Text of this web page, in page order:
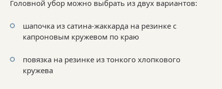
Головной убор можно выбрать из двух вариантов:
шапочка из сатина-жаккарда на резинке с
капроновым кружевом по краю
повязка на резинке из тонкого хлопкового
кружева